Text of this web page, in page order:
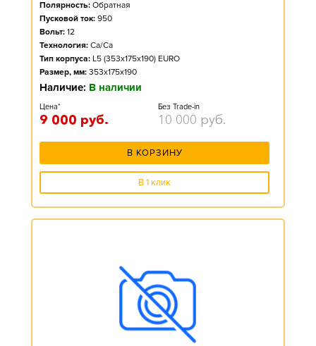
Полярность: Обратная
Пусковой ток: 950
Вольт: 12
Технология: Ca/Ca
Тип корпуса: L5 (353x175x190) EURO
Размер, мм: 353x175x190
Наличие: В наличии
Цена*
9 000 руб.
Без Trade-in
10 000 руб.
В КОРЗИНУ
В 1 клик